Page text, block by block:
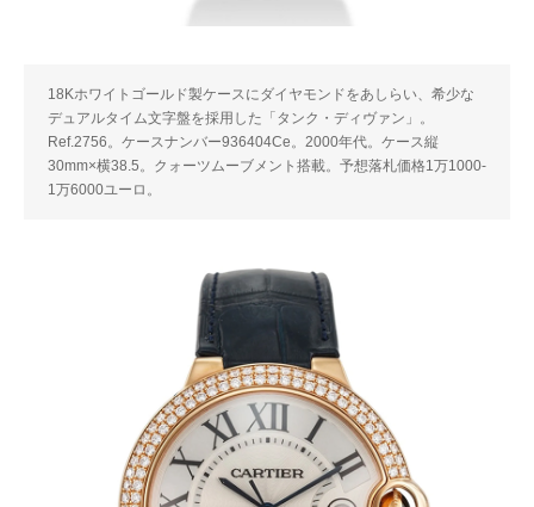
18Kホワイトゴールド製ケースにダイヤモンドをあしらい、希少な
デュアルタイム文字盤を採用した「タンク・ディヴァン」。
Ref.2756。ケースナンバー936404Ce。2000年代。ケース縦
30mm×横38.5。クォーツムーブメント搭載。予想落札価格1万1000-
1万6000ユーロ。